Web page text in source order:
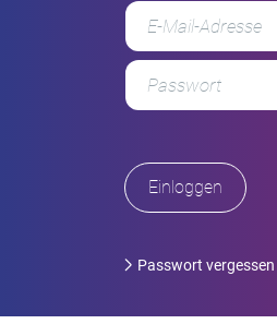
Passwort vergessen